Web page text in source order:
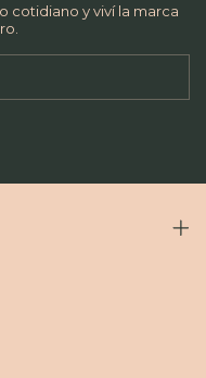
cotidiano y viví la marca